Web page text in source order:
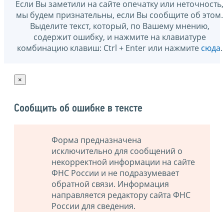
Если Вы заметили на сайте опечатку или неточность,
мы будем признательны, если Вы сообщите об этом.
Выделите текст, который, по Вашему мнению,
содержит ошибку, и нажмите на клавиатуре
комбинацию клавиш: Ctrl + Enter или нажмите сюда.
×
Сообщить об ошибке в тексте
Форма предназначена
исключительно для сообщений о
некорректной информации на сайте
ФНС России и не подразумевает
обратной связи. Информация
направляется редактору сайта ФНС
России для сведения.